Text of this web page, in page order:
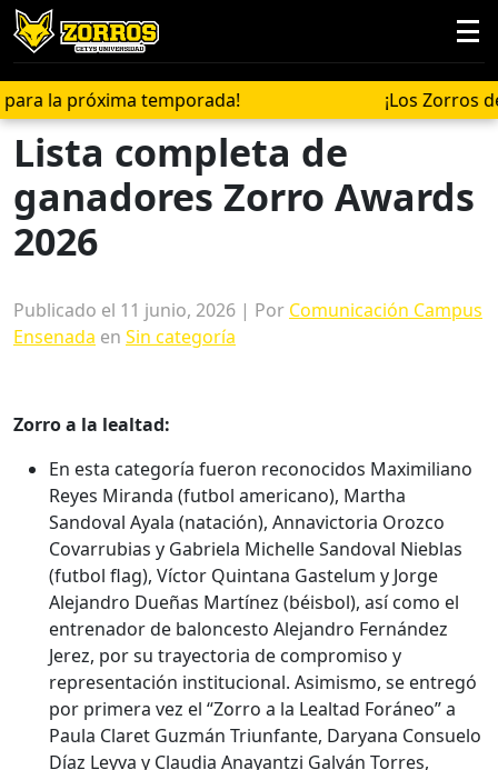
la próxima temporada! ¡Los Zorros
Lista completa de
ganadores Zorro Awards
2026
Publicado el 11 junio, 2026 | Por Comunicación Campus
Ensenada en Sin categoría
Zorro a la lealtad:
En esta categoría fueron reconocidos Maximiliano
Reyes Miranda (futbol americano), Martha
Sandoval Ayala (natación), Annavictoria Orozco
Covarrubias y Gabriela Michelle Sandoval Nieblas
(futbol flag), Víctor Quintana Gastelum y Jorge
Alejandro Dueñas Martínez (béisbol), así como el
entrenador de baloncesto Alejandro Fernández
Jerez, por su trayectoria de compromiso y
representación institucional. Asimismo, se entregó
por primera vez el “Zorro a la Lealtad Foráneo” a
Paula Claret Guzmán Triunfante, Daryana Consuelo
Díaz Leyva y Claudia Anayantzi Galván Torres,